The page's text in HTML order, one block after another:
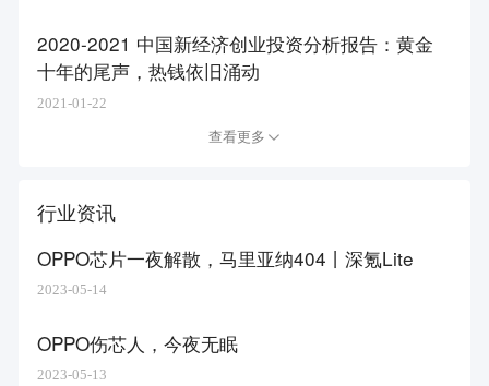
2020-2021 中国新经济创业投资分析报告：黄金
十年的尾声，热钱依旧涌动
2021-01-22
查看更多
行业资讯
OPPO芯片一夜解散，马里亚纳404丨深氪Lite
2023-05-14
OPPO伤芯人，今夜无眠
2023-05-13